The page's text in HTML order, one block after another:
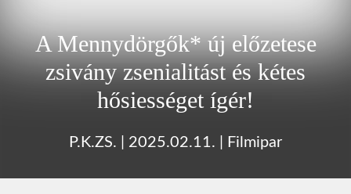
A Mennydörgők* új előzetese
zsivány zsenialitást és kétes
hősiességet ígér!
P.K.ZS. 2025.02.11. Filmipar